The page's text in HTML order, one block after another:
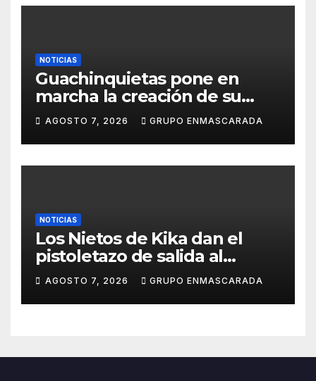
NOTICIAS
Guachinquietas pone en
marcha la creación de su
repertorio para el Carnaval
2027
AGOSTO 7, 2026 GRUPO ENMASCARADA
NOTICIAS
Los Nietos de Kika dan el
pistoletazo de salida al
Carnaval 2027 con el inicio de
sus ensayos
AGOSTO 7, 2026 GRUPO ENMASCARADA